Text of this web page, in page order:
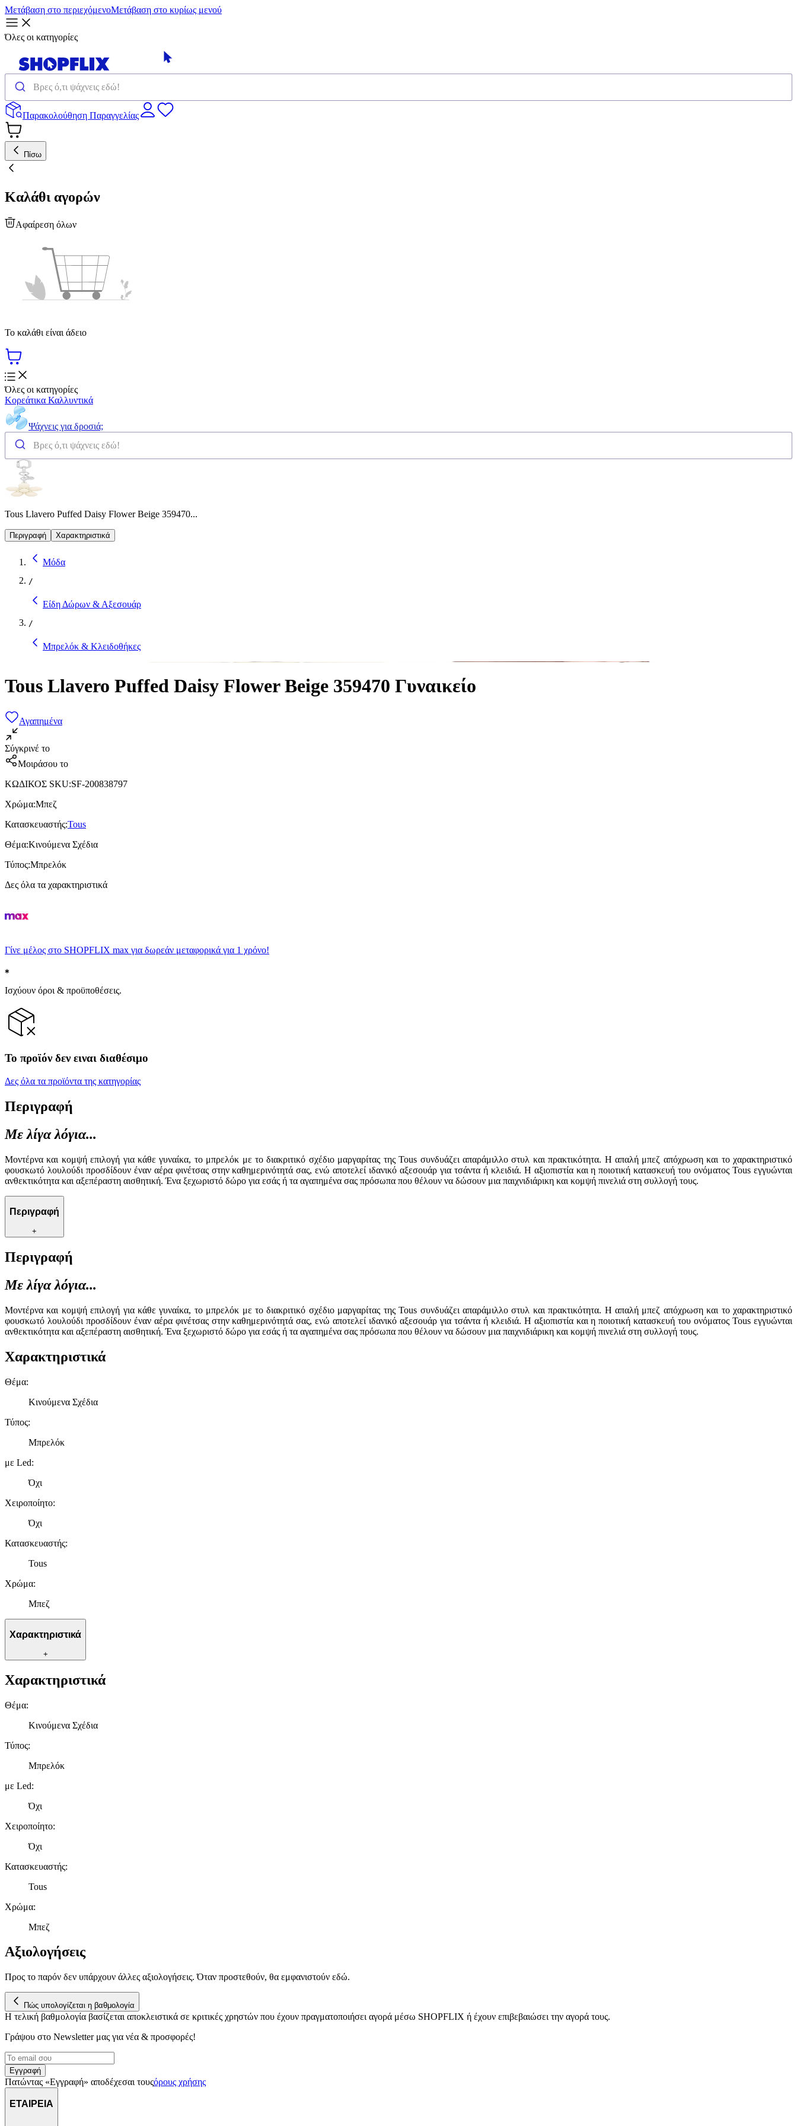
Μετάβαση στο περιεχόμενοΜετάβαση στο κυρίως μενού
Όλες οι κατηγορίες
Παρακολούθηση Παραγγελίας
Πίσω
Καλάθι αγορών
Αφαίρεση όλων
Το καλάθι είναι άδειο
Όλες οι κατηγορίες
Κορεάτικα Καλλυντικά
Ψάχνεις για δροσιά;
Tous Llavero Puffed Daisy Flower Beige 359470...
Περιγραφή Χαρακτηριστικά
Μόδα
/
Είδη Δώρων & Αξεσουάρ
/
Μπρελόκ & Κλειδοθήκες
Tous Llavero Puffed Daisy Flower Beige 359470 Γυναικείο
Αγαπημένα
Σύγκρινέ το
Μοιράσου το
ΚΩΔΙΚΟΣ SKU:SF-200838797
Χρώμα:Μπεζ
Κατασκευαστής:Tous
Θέμα:Κινούμενα Σχέδια
Τύπος:Μπρελόκ
Δες όλα τα χαρακτηριστικά
Γίνε μέλος στο SHOPFLIX max για δωρεάν μεταφορικά για 1 χρόνο!
Ισχύουν όροι & προϋποθέσεις.
Το προϊόν δεν ειναι διαθέσιμο
Δες όλα τα προϊόντα της κατηγορίας
Περιγραφή
Με λίγα λόγια...
Μοντέρνα και κομψή επιλογή για κάθε γυναίκα, το μπρελόκ με το διακριτικό σχέδιο μαργαρίτας της Tous συνδυάζει απαράμιλλο στυλ και πρακτικότητα. Η απαλή μπεζ απόχρωση και το χαρακτηριστικό
φουσκωτό λουλούδι προσδίδουν έναν αέρα φινέτσας στην καθημερινότητά σας, ενώ αποτελεί ιδανικό αξεσουάρ για τσάντα ή κλειδιά. Η αξιοπιστία και η ποιοτική κατασκευή του ονόματος Tous εγγυώνται
ανθεκτικότητα και αξεπέραστη αισθητική. Ένα ξεχωριστό δώρο για εσάς ή τα αγαπημένα σας πρόσωπα που θέλουν να δώσουν μια παιχνιδιάρικη και κομψή πινελιά στη συλλογή τους.
Περιγραφή
+
Περιγραφή
Με λίγα λόγια...
Μοντέρνα και κομψή επιλογή για κάθε γυναίκα, το μπρελόκ με το διακριτικό σχέδιο μαργαρίτας της Tous συνδυάζει απαράμιλλο στυλ και πρακτικότητα. Η απαλή μπεζ απόχρωση και το χαρακτηριστικό
φουσκωτό λουλούδι προσδίδουν έναν αέρα φινέτσας στην καθημερινότητά σας, ενώ αποτελεί ιδανικό αξεσουάρ για τσάντα ή κλειδιά. Η αξιοπιστία και η ποιοτική κατασκευή του ονόματος Tous εγγυώνται
ανθεκτικότητα και αξεπέραστη αισθητική. Ένα ξεχωριστό δώρο για εσάς ή τα αγαπημένα σας πρόσωπα που θέλουν να δώσουν μια παιχνιδιάρικη και κομψή πινελιά στη συλλογή τους.
Χαρακτηριστικά
Θέμα:
Κινούμενα Σχέδια
Τύπος:
Μπρελόκ
με Led:
Όχι
Χειροποίητο:
Όχι
Κατασκευαστής:
Tous
Χρώμα:
Μπεζ
Χαρακτηριστικά
+
Χαρακτηριστικά
Θέμα:
Κινούμενα Σχέδια
Τύπος:
Μπρελόκ
με Led:
Όχι
Χειροποίητο:
Όχι
Κατασκευαστής:
Tous
Χρώμα:
Μπεζ
Αξιολογήσεις
Προς το παρόν δεν υπάρχουν άλλες αξιολογήσεις. Όταν προστεθούν, θα εμφανιστούν εδώ.
Πώς υπολογίζεται η βαθμολογία
Η τελική βαθμολογία βασίζεται αποκλειστικά σε κριτικές χρηστών που έχουν πραγματοποιήσει αγορά μέσω SHOPFLIX ή έχουν επιβεβαιώσει την αγορά τους.
Γράψου στο Νewsletter μας για νέα & προσφορές!
Εγγραφή
Πατώντας «Εγγραφή» αποδέχεσαι τουςόρους χρήσης
ΕΤΑΙΡΕΙΑ